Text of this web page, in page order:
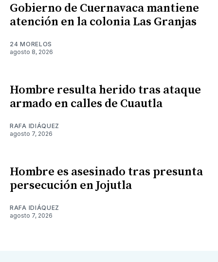
Gobierno de Cuernavaca mantiene
atención en la colonia Las Granjas
24 MORELOS
agosto 8, 2026
Hombre resulta herido tras ataque
armado en calles de Cuautla
RAFA IDIÁQUEZ
agosto 7, 2026
Hombre es asesinado tras presunta
persecución en Jojutla
RAFA IDIÁQUEZ
agosto 7, 2026